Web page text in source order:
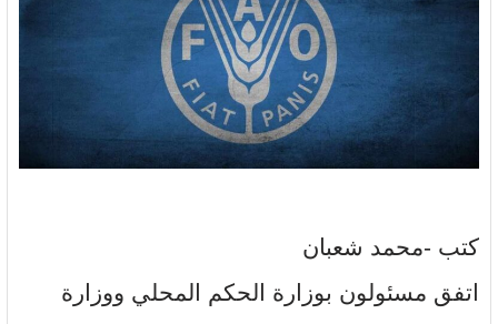
كتب -محمد شعبان
اتفق مسئولون بوزارة الحكم المحلي ووزارة